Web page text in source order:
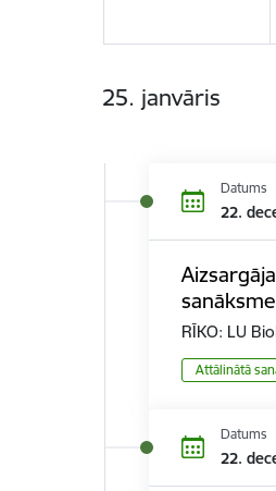
25. janvāris
Datums
22.
sanāksme
RĪKO: LU
Attālinātā
Datums
22.